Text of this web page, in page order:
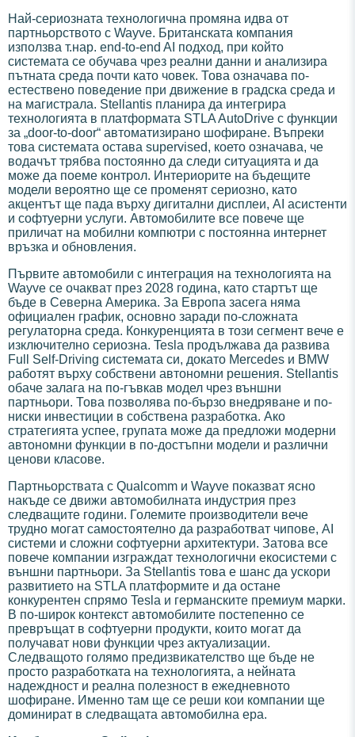
Най-сериозната технологична промяна идва от
партньорството с Wayve. Британската компания
използва т.нар. end-to-end AI подход, при който
системата се обучава чрез реални данни и анализира
пътната среда почти като човек. Това означава по-
естествено поведение при движение в градска среда и
на магистрала. Stellantis планира да интегрира
технологията в платформата STLA AutoDrive с функции
за „door-to-door“ автоматизирано шофиране. Въпреки
това системата остава supervised, което означава, че
водачът трябва постоянно да следи ситуацията и да
може да поеме контрол. Интериорите на бъдещите
модели вероятно ще се променят сериозно, като
акцентът ще пада върху дигитални дисплеи, AI асистенти
и софтуерни услуги. Автомобилите все повече ще
приличат на мобилни компютри с постоянна интернет
връзка и обновления.
Първите автомобили с интеграция на технологията на
Wayve се очакват през 2028 година, като стартът ще
бъде в Северна Америка. За Европа засега няма
официален график, основно заради по-сложната
регулаторна среда. Конкуренцията в този сегмент вече е
изключително сериозна. Tesla продължава да развива
Full Self-Driving системата си, докато Mercedes и BMW
работят върху собствени автономни решения. Stellantis
обаче залага на по-гъвкав модел чрез външни
партньори. Това позволява по-бързо внедряване и по-
ниски инвестиции в собствена разработка. Ако
стратегията успее, групата може да предложи модерни
автономни функции в по-достъпни модели и различни
ценови класове.
Партньорствата с Qualcomm и Wayve показват ясно
накъде се движи автомобилната индустрия през
следващите години. Големите производители вече
трудно могат самостоятелно да разработват чипове, AI
системи и сложни софтуерни архитектури. Затова все
повече компании изграждат технологични екосистеми с
външни партньори. За Stellantis това е шанс да ускори
развитието на STLA платформите и да остане
конкурентен спрямо Tesla и германските премиум марки.
В по-широк контекст автомобилите постепенно се
превръщат в софтуерни продукти, които могат да
получават нови функции чрез актуализации.
Следващото голямо предизвикателство ще бъде не
просто разработката на технологията, а нейната
надеждност и реална полезност в ежедневното
шофиране. Именно там ще се реши кои компании ще
доминират в следващата автомобилна ера.